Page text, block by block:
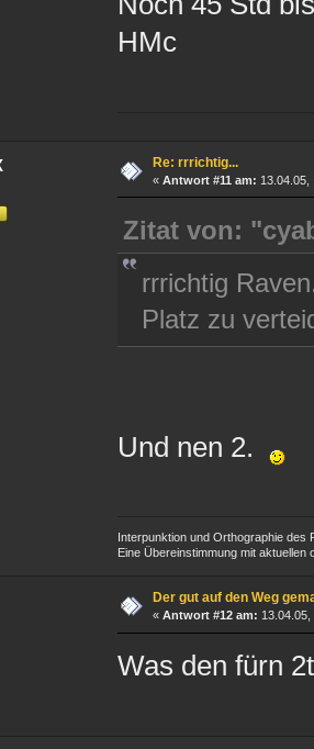
HMc
Re: rrrichtig...
« Antwort #11 am: 13.04.05,
Zitat von:
rrrichtig
Platz zu
Und nen 2.
Interpunktion und Orthographie des
Eine Übereinstimmung mit aktuellen
Der gut auf den Weg
« Antwort #12 am: 13.04.05,
Was den fürn